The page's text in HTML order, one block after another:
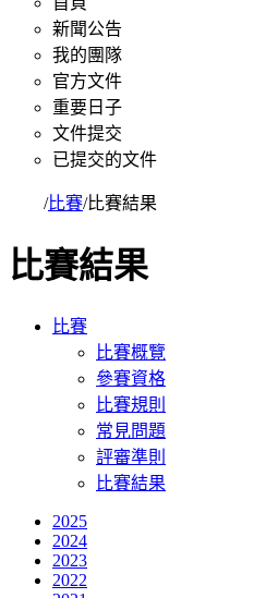
新聞公告
我的團隊
官方文件
重要日子
文件提交
已提交的文件
/比賽/比賽結果
比賽結果
比賽
比賽概覽
參賽資格
比賽規則
常見問題
評審準則
比賽結果
2025
2024
2023
2022